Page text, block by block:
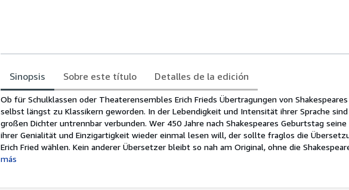
Sinopsis Sobre este título Detalles de la edición
Sinopsis
Ob für Schulklassen oder Theaterensembles Erich Frieds Übertragungen von
selbst längst zu Klassikern geworden. In der Lebendigkeit und Intensität ihrer Sprache
großen Dichter untrennbar verbunden. Wer 450 Jahre nach Shakespeares Geburtstag seine
ihrer Genialität und Einzigartigkeit wieder einmal lesen will, der sollte fraglos die
Erich Fried wählen. Kein anderer Übersetzer bleibt so nah am Original, ohne die
más